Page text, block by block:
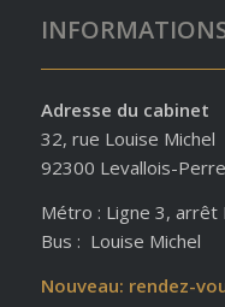
Adresse du cabinet
32, rue Louise Michel
92300 Levallois-
Métro : Ligne 3, arrêt
Bus : Louise Michel
Nouveau: rendez-